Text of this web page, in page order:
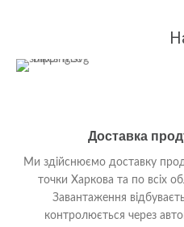
Доставка
Ми здійснюємо доставку
точки Харкова та по всіх
Завантаження
контролюється через